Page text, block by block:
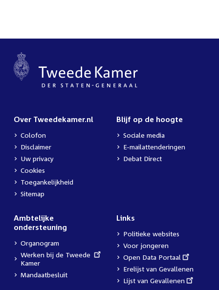
Over Tweedekamer.nl
Colofon
Disclaimer
Uw privacy
Cookies
Toegankelijkheid
Sitemap
Blijf op de hoogte
Sociale media
E-mailattenderingen
Debat Direct
Ambtelijke
ondersteuning
Organogram
External
link:
Werken bij de Tweede
Kamer
Mandaatbesluit
Links
Politieke websites
Voor jongeren
External
link:
Open Data Portaal
Erelijst van Gevallenen
External
Lijst van Gevallenen